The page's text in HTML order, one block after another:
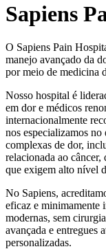
Sapiens
O Sapiens Pain
manejo avançado da
por meio de medicina
Nosso hospital é
em dor e médicos
internacionalmente
nos especializamos
complexas de dor,
relacionada ao
que exigem alto nível
No Sapiens,
eficaz e minimamente
modernas, sem
avançada e entregues
personalizadas.